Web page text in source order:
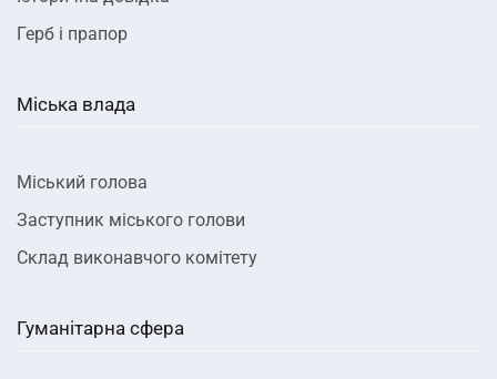
Герб і прапор
Міська влада
Міський голова
Заступник міського голови
Склад виконавчого комітету
Гуманітарна сфера